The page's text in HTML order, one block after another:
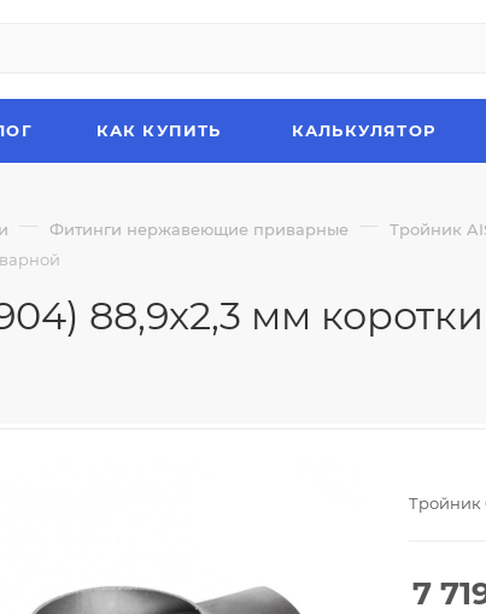
КАК КУПИТЬ КАЛЬКУЛЯТОР
— Фитинги нержавеющие приварные — Тройник
88,9x2,3 мм
Тройник
7